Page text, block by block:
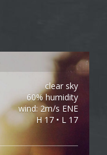
clear sky
60% humidity
wind: 2m/s ENE
H 17 • L 17